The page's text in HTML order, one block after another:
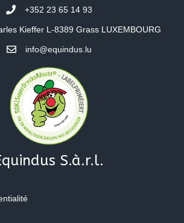
+352 23 65 14 93
Kieffer L-8389 Grass LUXEMBOURG
info@equindus.lu
S.à.r.l.